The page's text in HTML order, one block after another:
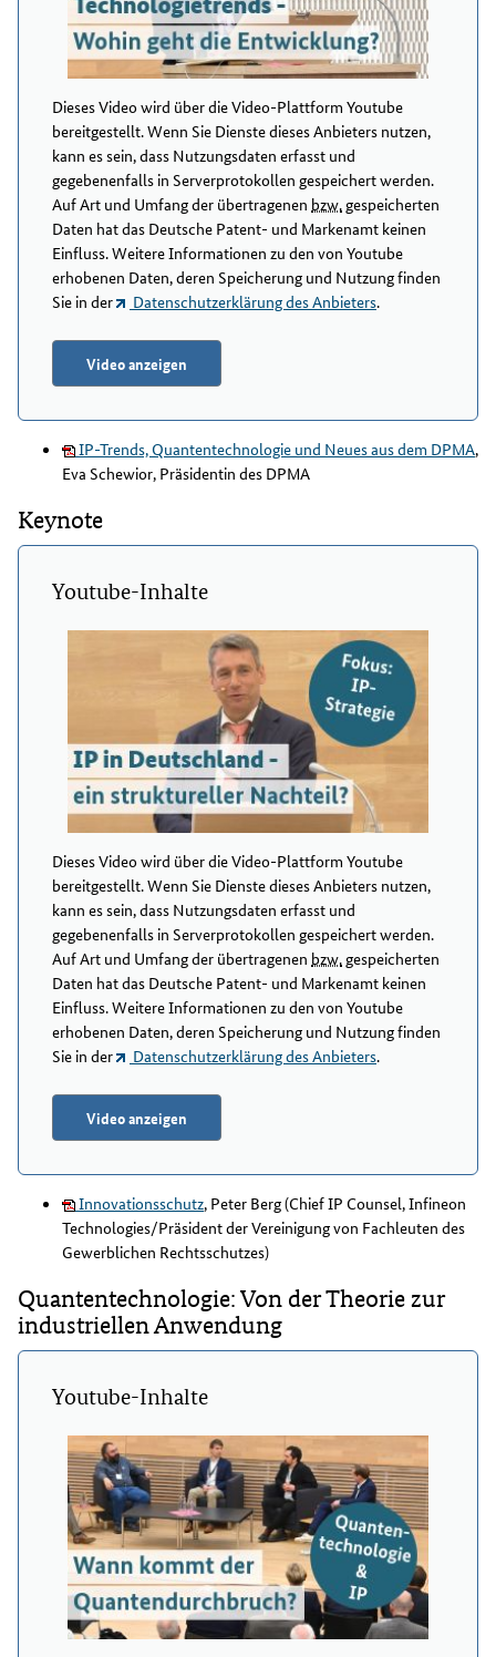
Dieses Video wird über die Video-Plattform Youtube
bereitgestellt. Wenn Sie Dienste dieses Anbieters nutzen,
kann es sein, dass Nutzungsdaten erfasst und
gegebenenfalls in Serverprotokollen gespeichert werden.
Auf Art und Umfang der übertragenen bzw.gespeicherten
Daten hat das Deutsche Patent- und Markenamt keinen
Einfluss. Weitere Informationen zu den von Youtube
erhobenen Daten, deren Speicherung und Nutzung finden
Sie in der
Datenschutzerklärung des Anbieters.
Video anzeigen
IP-Trends, Quantentechnologie und Neues aus dem DPMA,
Eva Schewior, Präsidentin des DPMA
Keynote
Youtube-Inhalte
Dieses Video wird über die Video-Plattform Youtube
bereitgestellt. Wenn Sie Dienste dieses Anbieters nutzen,
kann es sein, dass Nutzungsdaten erfasst und
gegebenenfalls in Serverprotokollen gespeichert werden.
Auf Art und Umfang der übertragenen bzw.gespeicherten
Daten hat das Deutsche Patent- und Markenamt keinen
Einfluss. Weitere Informationen zu den von Youtube
erhobenen Daten, deren Speicherung und Nutzung finden
Sie in der
Datenschutzerklärung des Anbieters.
Video anzeigen
Innovationsschutz, Peter Berg (Chief IP Counsel, Infineon
Technologies/Präsident der Vereinigung von Fachleuten des
Gewerblichen Rechtsschutzes)
Quantentechnologie: Von der Theorie zur
industriellen Anwendung
Youtube-Inhalte